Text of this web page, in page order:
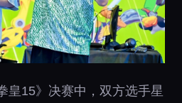
皇15》决赛中，双方选手星